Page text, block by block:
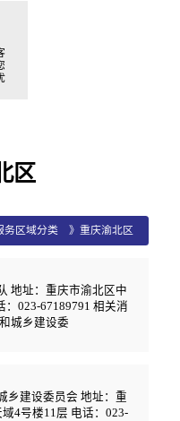
区
务区域分类 》 重庆渝北区
地址：重庆市渝北区中
：023-67189791 相关消
城乡建设委
乡建设委员会 地址：重
4号楼11层 电话：023-